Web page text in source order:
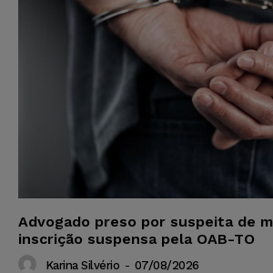
Advogado preso por suspeita de
inscrição suspensa pela OAB-TO
Karina Silvério - 07/08/2026